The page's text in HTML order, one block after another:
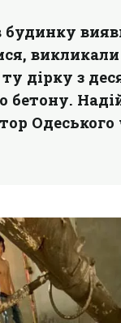
будинку
викликали
дірку з
бетону.
Одеського